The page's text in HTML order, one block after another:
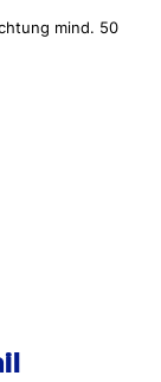
mind. 50